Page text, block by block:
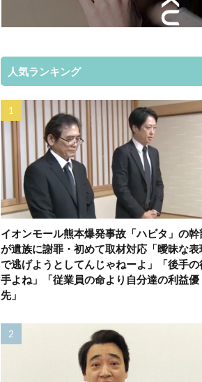
人気ランキング
イオンモール熊本爆発事故「ハビタ」の幹
が遺族に謝罪・初めて取材対応「曖昧な表
で逃げようとしてんじゃねーよ」「後手の
手よね」「従業員の命より自分達の利益優
先」